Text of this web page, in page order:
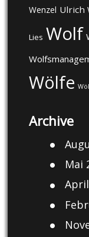
Wenzel Ulrich
Lies Wolf
Wölfe
Archive
Mai